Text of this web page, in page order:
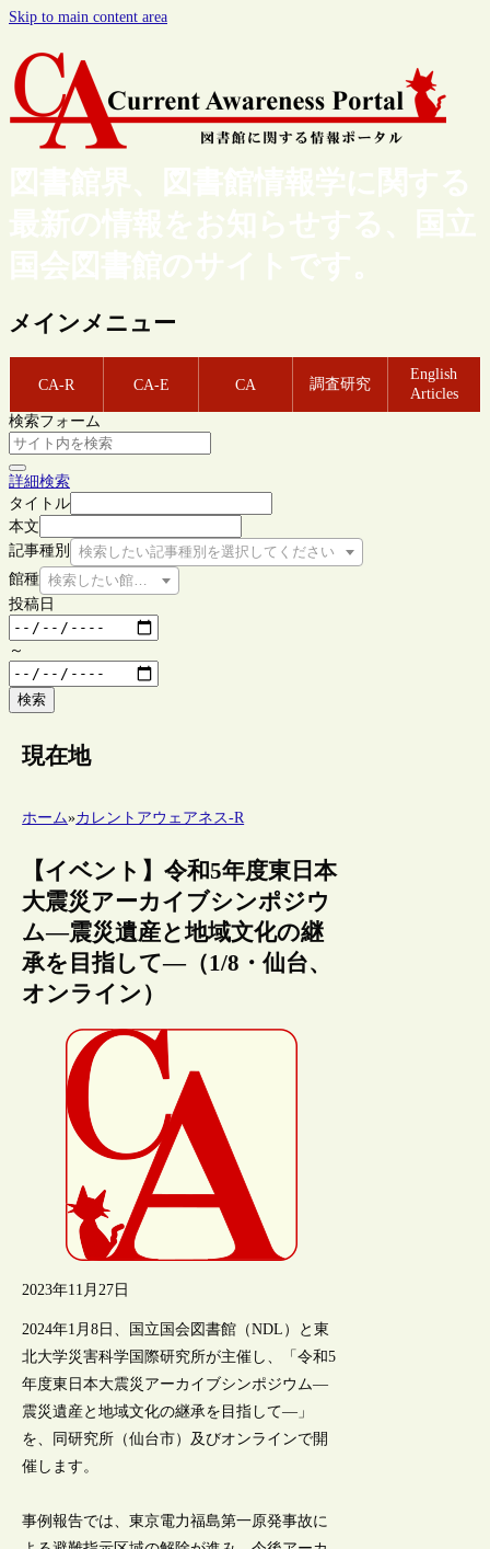
Skip to main content area
図書館界、図書館情報学に関する
最新の情報をお知らせする、国立
国会図書館のサイトです。
メインメニュー
CA-R CA-E CA 調査研究
English
Articles
検索フォーム
詳細検索
タイトル
本文
記事種別
検索したい記事種別を選択してください
館種 検索したい館種を選択してください
投稿日
～
検索
現在地
ホーム»カレントアウェアネス-R
【イベント】令和5年度東日本
大震災アーカイブシンポジウ
ム―震災遺産と地域文化の継
承を目指して―（1/8・仙台、
オンライン）
2023年11月27日
2024年1月8日、国立国会図書館（NDL）と東
北大学災害科学国際研究所が主催し、「令和5
年度東日本大震災アーカイブシンポジウム―
震災遺産と地域文化の継承を目指して―」
を、同研究所（仙台市）及びオンラインで開
催します。
事例報告では、東京電力福島第一原発事故に